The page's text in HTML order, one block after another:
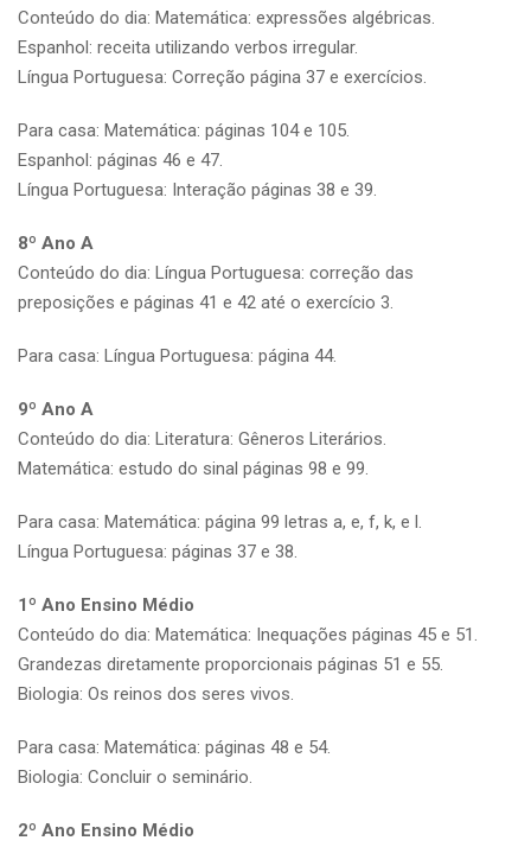
Conteúdo do dia: Matemática: expressões algébricas.
Espanhol: receita utilizando verbos irregular.
Língua Portuguesa: Correção página 37 e exercícios.
Para casa: Matemática: páginas 104 e 105.
Espanhol: páginas 46 e 47.
Língua Portuguesa: Interação páginas 38 e 39.
8º Ano A
Conteúdo do dia: Língua Portuguesa: correção das
preposições e páginas 41 e 42 até o exercício 3.
Para casa: Língua Portuguesa: página 44.
9º Ano A
Conteúdo do dia: Literatura: Gêneros Literários.
Matemática: estudo do sinal páginas 98 e 99.
Para casa: Matemática: página 99 letras a, e, f, k, e l.
Língua Portuguesa: páginas 37 e 38.
1º Ano Ensino Médio
Conteúdo do dia: Matemática: Inequações páginas 45 e 51.
Grandezas diretamente proporcionais páginas 51 e 55.
Biologia: Os reinos dos seres vivos.
Para casa: Matemática: páginas 48 e 54.
Biologia: Concluir o seminário.
2º Ano Ensino Médio